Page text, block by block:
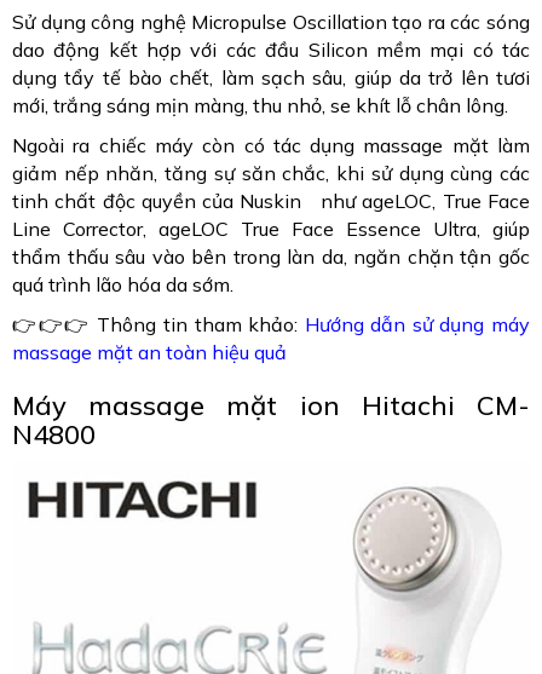
Sử dụng công nghệ Micropulse Oscillation tạo ra các sóng
dao động kết hợp với các đầu Silicon mềm mại có tác
dụng tẩy tế bào chết, làm sạch sâu, giúp da trở lên tươi
mới, trắng sáng mịn màng, thu nhỏ, se khít lỗ chân lông.
Ngoài ra chiếc máy còn có tác dụng massage mặt làm
giảm nếp nhăn, tăng sự săn chắc, khi sử dụng cùng các
tinh chất độc quyền của Nuskin như ageLOC, True Face
Line Corrector, ageLOC True Face Essence Ultra, giúp
thẩm thấu sâu vào bên trong làn da, ngăn chặn tận gốc
quá trình lão hóa da sớm.
👉👉👉 Thông tin tham khảo: Hướng dẫn sử dụng máy
massage mặt an toàn hiệu quả
Máy massage mặt ion Hitachi CM-
N4800